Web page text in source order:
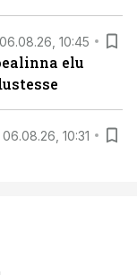
06.08.26, 10:45
elu
06.08.26, 10:31